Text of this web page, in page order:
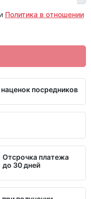
Политика в отношении
наценок посредников
Отсрочка платежа
до 30 дней